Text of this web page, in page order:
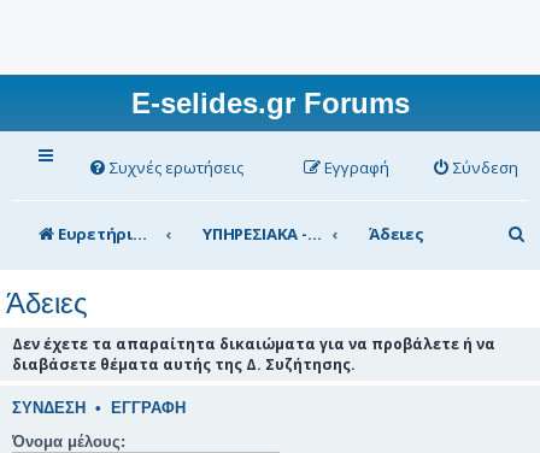
E-selides.gr Forums
Συχνές ερωτήσεις Σύνδεση
Εγγραφή
Ευρετήριο Δ. Συζήτησης ΥΠΗΡΕΣΙΑΚΑ - ΣΥΖΗΤΗΣΕΙΣ (για τα μέλη) Άδειες
ν
Άδειες
Δεν έχετε τα απαραίτητα δικαιώματα για να προβάλετε ή να
διαβάσετε θέματα αυτής της Δ. Συζήτησης.
ΣΎΝΔΕΣΗ • ΕΓΓΡΑΦΉ
Όνομα μέλους: